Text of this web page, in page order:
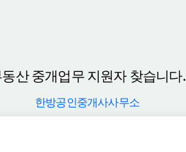
산 중개업무 지원자 찾습니다.
한방공인중개사사무소